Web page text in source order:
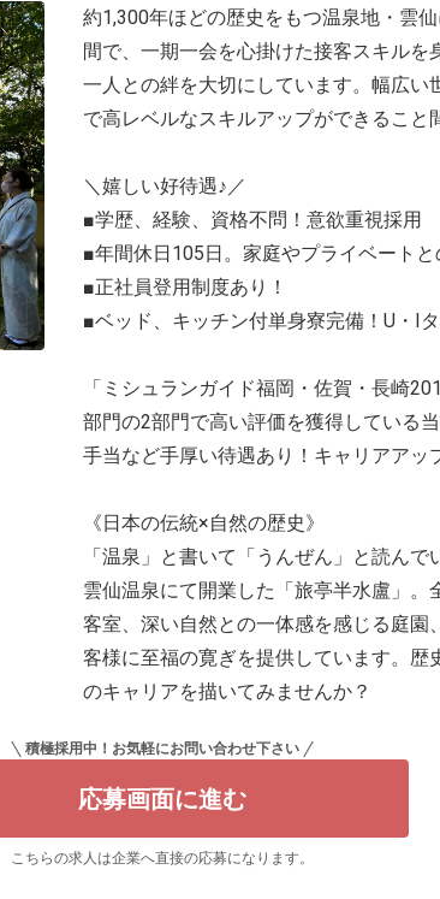
約1,300年ほどの歴史をもつ温泉地・雲
間で、一期一会を心掛けた接客スキル
一人との絆を大切にしています。幅広
で高レベルなスキルアップができること
＼嬉しい好待遇♪／
■学歴、経験、資格不問！意欲重視採用
■年間休日105日。家庭やプライベート
■正社員登用制度あり！
■ベッド、キッチン付単身寮完備！U・I
「ミシュランガイド福岡・佐賀・長崎
部門の2部門で高い評価を獲得している
手当など手厚い待遇あり！キャリアアッ
《日本の伝統×自然の歴史》
「温泉」と書いて「うんぜん」と読ん
雲仙温泉にて開業した「旅亭半水盧」
客室、深い自然との一体感を感じる庭
客様に至福の寛ぎを提供しています。歴
のキャリアを描いてみませんか？
積極採用中！お気軽にお問い合わせ下さい
応募画面に進む
こちらの求人は企業へ直接の応募になります。